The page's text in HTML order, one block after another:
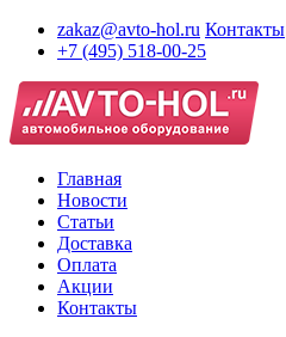
zakaz@avto-hol.ru Контакты
+7 (495) 518-00-25
Главная
Новости
Статьи
Доставка
Оплата
Акции
Контакты